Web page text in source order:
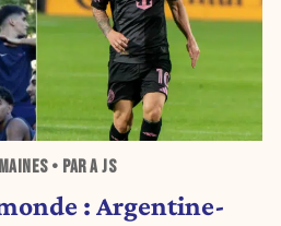
• PAR A JS
: Argentine-